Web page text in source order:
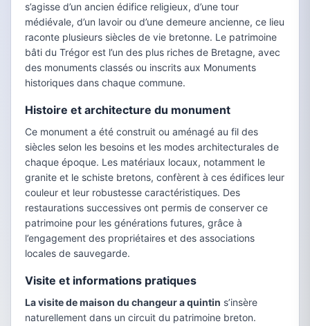
s’agisse d’un ancien édifice religieux, d’une tour
médiévale, d’un lavoir ou d’une demeure ancienne, ce lieu
raconte plusieurs siècles de vie bretonne. Le patrimoine
bâti du Trégor est l’un des plus riches de Bretagne, avec
des monuments classés ou inscrits aux Monuments
historiques dans chaque commune.
Histoire et architecture du monument
Ce monument a été construit ou aménagé au fil des
siècles selon les besoins et les modes architecturales de
chaque époque. Les matériaux locaux, notamment le
granite et le schiste bretons, confèrent à ces édifices leur
couleur et leur robustesse caractéristiques. Des
restaurations successives ont permis de conserver ce
patrimoine pour les générations futures, grâce à
l’engagement des propriétaires et des associations
locales de sauvegarde.
Visite et informations pratiques
La visite de maison du changeur a quintin s’insère
naturellement dans un circuit du patrimoine breton.